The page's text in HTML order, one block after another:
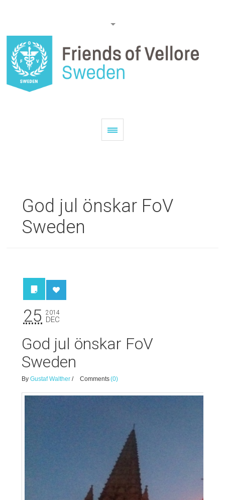
God jul önskar FoV
Sweden
25 2014
DEC
God jul önskar FoV
Sweden
ByGustaf Walther / Comments(0)